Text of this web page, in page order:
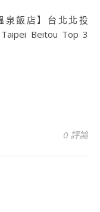
Beitou Top 3
0 評論